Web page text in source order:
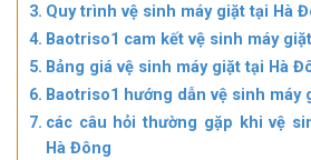
Quy trình vệ sinh máy giặt tại Hà
Baotriso1 cam kết vệ sinh máy
Bảng giá vệ sinh máy giặt tại Hà
Baotriso1 hướng dẫn vệ sinh máy
các câu hỏi thường gặp khi vệ
Hà Đông